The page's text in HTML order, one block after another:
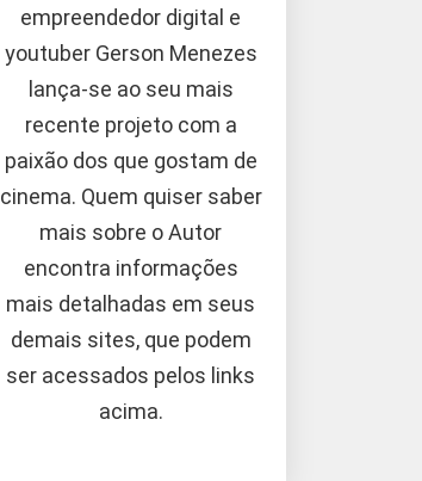
empreendedor digital e
youtuber Gerson Menezes
lança-se ao seu mais
recente projeto com a
paixão dos que gostam de
cinema. Quem quiser saber
mais sobre o Autor
encontra informações
mais detalhadas em seus
demais sites, que podem
ser acessados pelos links
acima.